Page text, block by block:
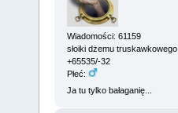
Wiadomości: 61159
słoiki dżemu truskawkowego
+65535/-32
Płeć:
Ja tu tylko bałaganię...